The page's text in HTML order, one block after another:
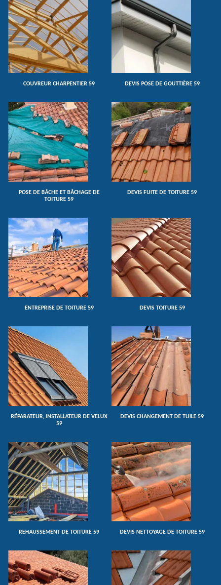
COUVREUR CHARPENTIER 59 DEVIS POSE DE GOUTTIÈRE 59
POSE DE BÂCHE ET BÂCHAGE DE
TOITURE 59
DEVIS FUITE DE TOITURE 59
ENTREPRISE DE TOITURE 59 DEVIS TOITURE 59
RÉPARATEUR, INSTALLATEUR DE VELUX
59
DEVIS CHANGEMENT DE TUILE 59
REHAUSSEMENT DE TOITURE 59 DEVIS NETTOYAGE DE TOITURE 59